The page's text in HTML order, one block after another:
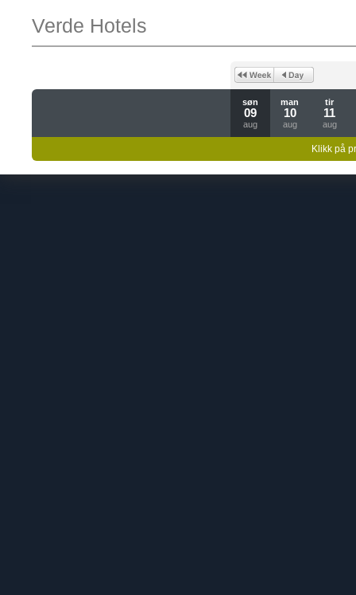
Verde Hotels
søn
09
aug
man
10
aug
tir
11
aug
Klikk på